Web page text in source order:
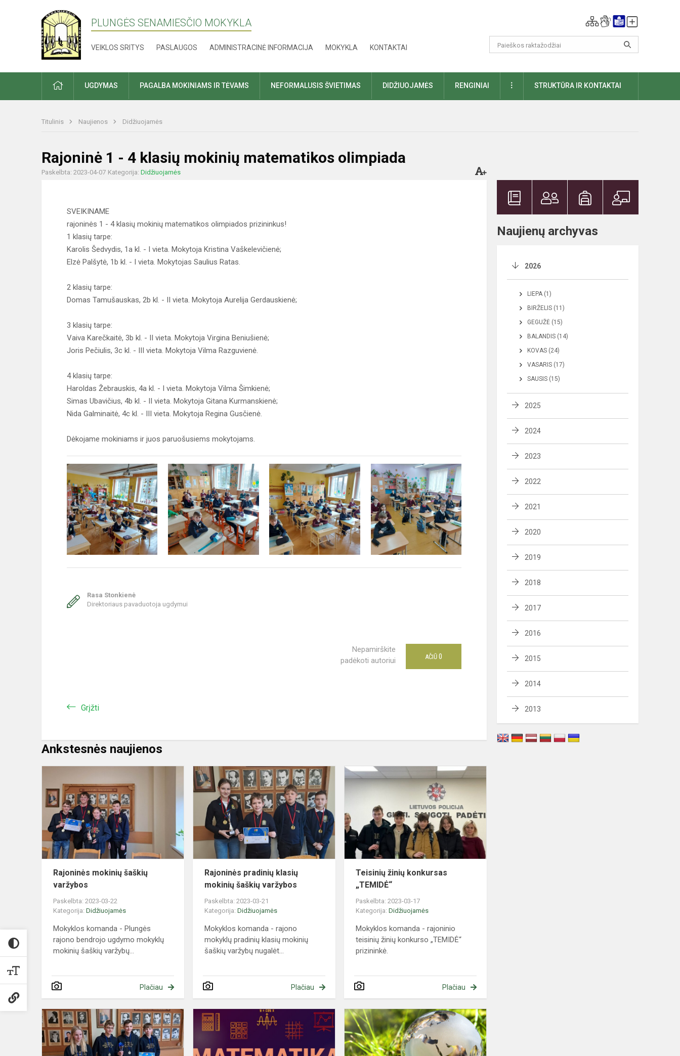
PLUNGĖS SENAMIESČIO MOKYKLA
VEIKLOS SRITYS PASLAUGOS ADMINISTRACINĖ INFORMACIJA MOKYKLA KONTAKTAI
PRADŽIAUGDYMAS PAGALBA MOKINIAMS IR TĖVAMS NEFORMALUSIS ŠVIETIMAS DIDŽIUOJAMĖS RENGINIAI DAUGIAUSTRUKTŪRA IR KONTAKTAI
Titulinis Naujienos Didžiuojamės
Rajoninė 1 - 4 klasių mokinių matematikos olimpiada
Paskelbta: 2023-04-07 Kategorija: Didžiuojamės
SVEIKINAME
rajoninės 1 - 4 klasių mokinių matematikos olimpiados prizininkus!
1 klasių tarpe:
Karolis Šedvydis, 1a kl. - I vieta. Mokytoja Kristina Vaškelevičienė;
Elzė Palšytė, 1b kl. - I vieta. Mokytojas Saulius Ratas.
2 klasių tarpe:
Domas Tamušauskas, 2b kl. - II vieta. Mokytoja Aurelija Gerdauskienė;
3 klasių tarpe:
Vaiva Karečkaitė, 3b kl. - II vieta. Mokytoja Virgina Beniušienė;
Joris Pečiulis, 3c kl. - III vieta. Mokytoja Vilma Razguvienė.
4 klasių tarpe:
Haroldas Žebrauskis, 4a kl. - I vieta. Mokytoja Vilma Šimkienė;
Simas Ubavičius, 4b kl. - II vieta. Mokytoja Gitana Kurmanskienė;
Nida Galminaitė, 4c kl. - III vieta. Mokytoja Regina Gusčienė.
Dėkojame mokiniams ir juos paruošusiems mokytojams.
Rasa Stonkienė
Direktoriaus pavaduotoja ugdymui
Nepamirškite
padėkoti autoriui
AČIŪ 0
Grįžti
Ankstesnės naujienos
Rajoninės
mokinių
šaškių
varžybos
Rajoninės mokinių šaškių
varžybos
Paskelbta: 2023-03-22
Kategorija: Didžiuojamės
Mokyklos komanda - Plungės
rajono bendrojo ugdymo mokyklų
mokinių šaškių varžybų...
Plačiau
Rajoninės
pradinių
šaškių
varžybos
Rajoninės pradinių klasių
mokinių šaškių varžybos
Paskelbta: 2023-03-21
Kategorija:Didžiuojamės
Mokyklos komanda - rajono
mokyklų pradinių klasių mokinių
šaškių varžybų nugalėt...
Plačiau
žinių
Teisinių žinių konkursas
„TEMIDĖ“
Paskelbta: 2023-03-17
Kategorija:Didžiuojamės
Mokyklos komanda - rajoninio
teisinių žinių konkurso „TEMIDĖ“
prizininkė.
Plačiau
Rajoninės
mokinių
šachmatų
varžybos
Rajoninė
matematikos
olimpiada
Rajoninė
STEAM
(gamtos
mokslų
Naujienų archyvas
2026
LIEPA (1)
BIRŽELIS (11)
GEGUŽĖ (15)
BALANDIS (14)
KOVAS (24)
VASARIS (17)
SAUSIS (15)
2025
2024
2023
2022
2021
2020
2019
2018
2017
2016
2015
2014
2013